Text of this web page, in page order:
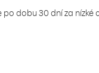
dobu 30 dní za nízké